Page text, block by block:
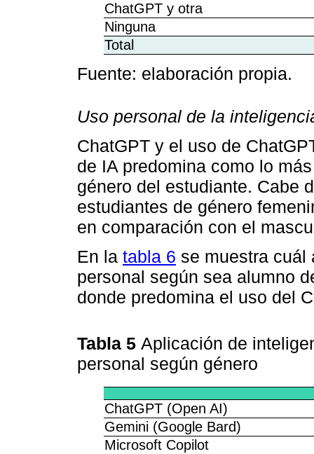
ChatGPT y otra
Ninguna
Total
Fuente: elaboración propia.
Uso personal de la
ChatGPT y el uso de
de IA predomina como lo
género del estudiante. Cabe
estudiantes de género
en comparación con el
En la tabla 6 se muestra cuál
personal según sea alumno
donde predomina el uso del
Tabla 5 Aplicación de
personal según género
ChatGPT (Open AI)
Gemini (Google Bard)
Microsoft Copilot